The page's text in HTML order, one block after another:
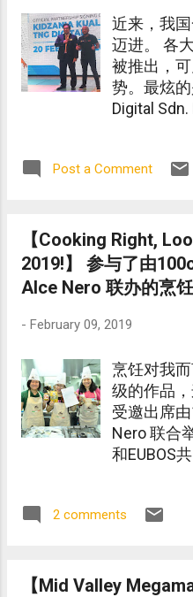
近来，我
迈进。 各
被推出，
势。最炫
Digital Sdn.
Post a Comment
【Cooking Right,
2019!】 参与了由
Alce Nero 联办的烹
- February 09, 2019
烹饪对我
级的作品
受邀出席
Nero 联合
和EUBOS
现场才知
2 comments
【Mid Valley